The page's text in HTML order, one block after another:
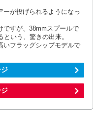
ーが投げられるようになっ
ですが、38mmスプールで
いう、驚きの出来。
いフラッグシップモデルで